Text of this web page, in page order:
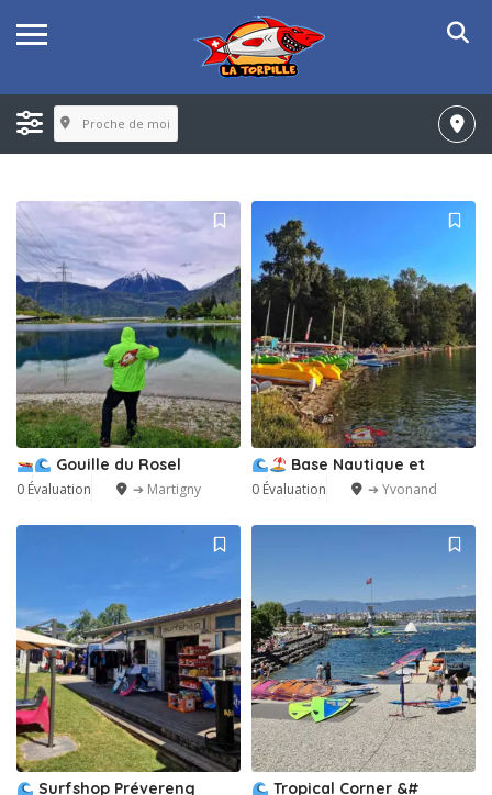
Proche de moi
Gouille du Rosel
0 Évaluation ➔ Martigny
Base Nautique et
0 Évaluation ➔ Yvonand
Surfshop Prévereng Tropical Corner &#